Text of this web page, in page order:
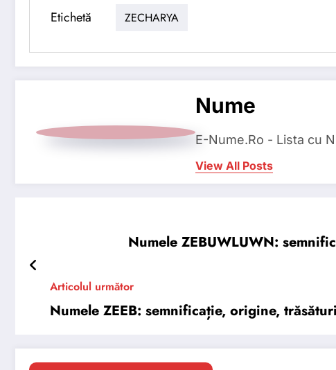
Etichetă ZECHARYA
Nume
E-Nume.Ro - Lista cu
View All Posts
Numele ZEBUWLUWN:
Articolul următor
Numele ZEEB: semnificație, origine,